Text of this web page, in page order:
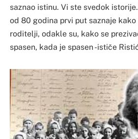
saznao istinu. Vi ste svedok
od 80 godina prvi put saznaje kako
roditelji, odakle su, kako se
spasen, kada je spasen -ističe